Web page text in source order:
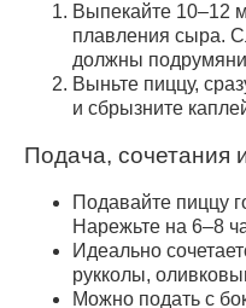
Выпекайте 10–12
плавления сыра.
должны
Выньте пиццу,
и сбрызните
Подача, сочетания
Подавайте пиццу
Нарежьте на 6–8
Идеально
рукколы,
Можно подать с